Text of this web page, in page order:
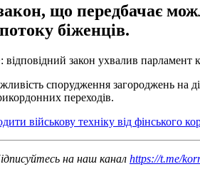
що передбачає
біженців.
закон ухвалив парламент
спорудження загороджень на
переходів.
військову техніку від фінського
на наш канал https://t.me/